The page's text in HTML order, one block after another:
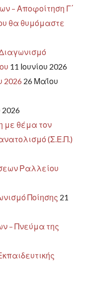
– Αποφοίτηση Γ΄
θα θυμόμαστε
11 Ιουνίου 2026
2026 26 Μαΐου
2026
με θέμα τον
(Σ.Ε.Π.)
Ραλλείου
Ποίησης 21
– Πνεύμα της